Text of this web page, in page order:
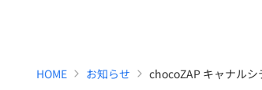
HOME お知らせ chocoZAP キャナル